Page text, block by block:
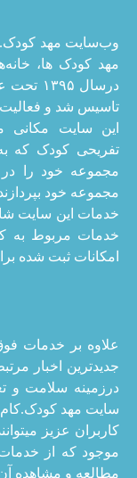
وب‌سایت مهد
مهد کودک ها،
درسال
تاسیس شد و فعالیت
این سایت
تفریحی کودک که
مجموعه خود را
مجموعه خود
خدمات این سایت
خدمات مربوط به
امکانات ثبت شده
علاوه بر خدمات
جدیدترین اخبار
درزمینه سلامت و
سایت مهد کودک.کام
کاربران عزیز
موجود که از خدمات
مطالعه و مشاهده آن